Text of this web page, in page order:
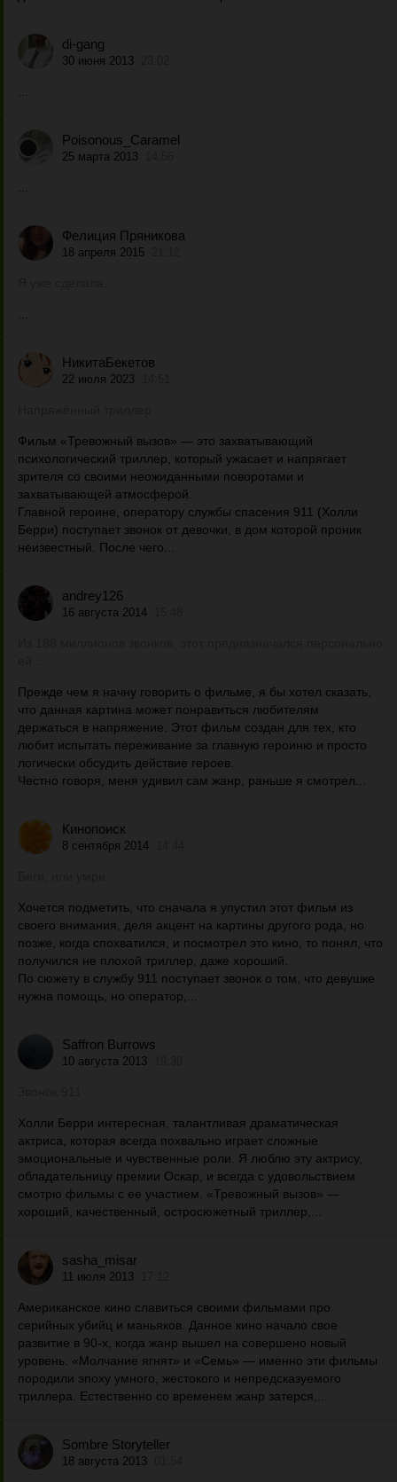
di-gang
30 июня 2013
Poisonous_Caramel
25 марта 2013
Фелиция Пряникова
18 апреля 2015
НикитаБекетов
22 июля 2023
Фильм «Тревожный вызов» — это захватывающий
психологический триллер, который ужасает и напрягает
зрителя со своими неожиданными поворотами и
захватывающей атмосферой.
Главной героине, оператору службы спасения 911 (Холли
Берри) поступает звонок от девочки, в дом которой проник
неизвестный. После чего...
andrey126
16 августа 2014
Прежде чем я начну говорить о фильме, я бы хотел сказать,
что данная картина может понравиться любителям
держаться в напряжение. Этот фильм создан для тех, кто
любит испытать переживание за главную героиню и просто
логически обсудить действие героев.
Честно говоря, меня удивил сам жанр, раньше я смотрел...
Кинопоиск
8 сентября 2014
Хочется подметить, что сначала я упустил этот фильм из
своего внимания, деля акцент на картины другого рода, но
позже, когда спохватился, и посмотрел это кино, то понял, что
получился не плохой триллер, даже хороший.
По сюжету в службу 911 поступает звонок о том, что девушке
нужна помощь, но оператор,...
Saffron Burrows
10 августа 2013
Холли Берри интересная, талантливая драматическая
актриса, которая всегда похвально играет сложные
эмоциональные и чувственные роли. Я люблю эту актрису,
обладательницу премии Оскар, и всегда с удовольствием
смотрю фильмы с ее участием. «Тревожный вызов» —
хороший, качественный, остросюжетный триллер,...
sasha_misar
11 июля 2013
Американское кино славиться своими фильмами про
серийных убийц и маньяков. Данное кино начало свое
развитие в 90-х, когда жанр вышел на совершено новый
уровень. «Молчание ягнят» и «Семь» — именно эти фильмы
породили эпоху умного, жестокого и непредсказуемого
триллера. Естественно со временем жанр затерся,...
Sombre Storyteller
18 августа 2013